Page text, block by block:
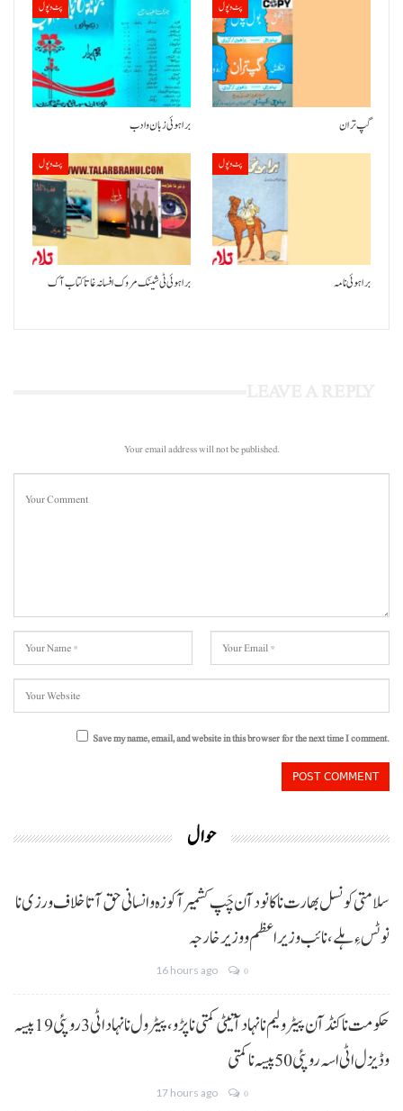
پٹ و پول
براہوئی زبان وادب
پٹ و پول
گپ تران
پٹ و پول
براہوئی ٹی شینک مروک افسانہ غاتا کتاب آک
پٹ و پول
براہوئی نامہ
Your email address will not be published.
Save my name, email, and website in this browser for the next time I comment.
حوال
سلامتی کونسل بھارت نا کانود آن چَپ کشمیر آ کوزہ و انسانی حق آتا خلاف ورزی نا
نوٹس ءِ ہلے،نائب وزیراعظم و وزیر خارجہ
16 hours ago 0
حکومت نا کنڈ آن پیٹرولیم نا نہاد آتیٹی کمتی نا پڑو،پیٹرول نا نہاد اٹی 3 روپئی 19 پیسہ
و ڈیزل اٹی اسہ روپئی 50 پیسہ نا کمتی
17 hours ago 0